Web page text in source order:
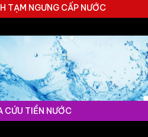
TẠM NGƯNG CẤP NƯỚC
CỨU TIỀN NƯỚC